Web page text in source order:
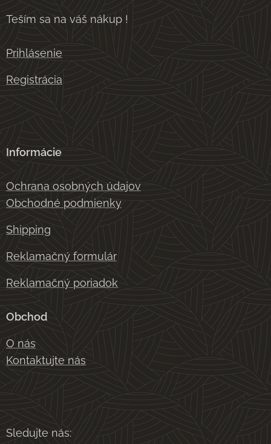
Teším sa na váš nákup !
Prihlásenie
Registrácia
Informácie
Ochrana osobných údajov
Obchodné podmienky
Shipping
Reklamačný formulár
Reklamačný poriadok
Obchod
O nás
Kontaktujte nás
Sledujte nás: